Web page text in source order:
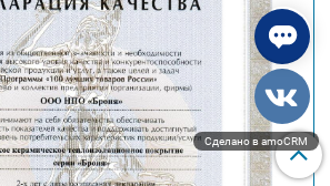
Сделано в amoCRM